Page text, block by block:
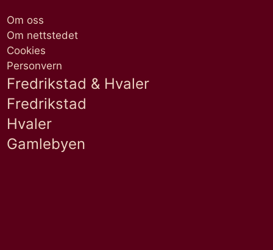
Om oss
Om nettstedet
Cookies
Personvern
Fredrikstad & Hvaler
Fredrikstad
Hvaler
Gamlebyen